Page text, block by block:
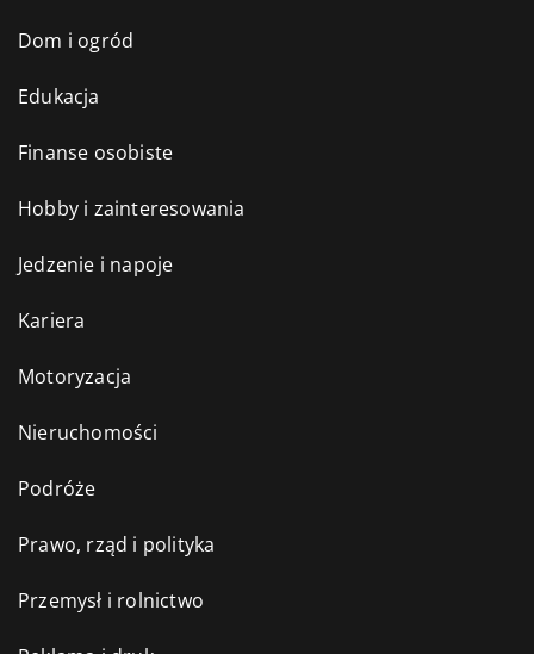
Dom i ogród
Edukacja
Finanse osobiste
Hobby i zainteresowania
Jedzenie i napoje
Kariera
Motoryzacja
Nieruchomości
Podróże
Prawo, rząd i polityka
Przemysł i rolnictwo